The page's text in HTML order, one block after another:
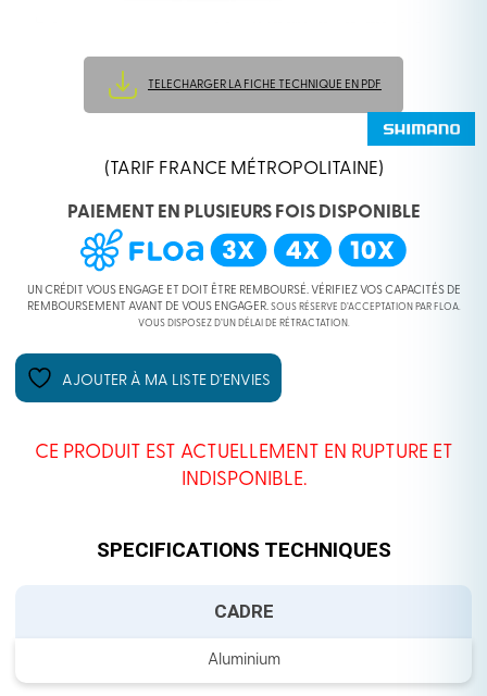
TELECHARGER LA FICHE TECHNIQUE EN PDF
(TARIF FRANCE MÉTROPOLITAINE)
PAIEMENT EN PLUSIEURS FOIS DISPONIBLE
UN CRÉDIT VOUS ENGAGE ET DOIT ÊTRE REMBOURSÉ. VÉRIFIEZ VOS CAPACITÉS DE
REMBOURSEMENT AVANT DE VOUS ENGAGER. SOUS RÉSERVE D’ACCEPTATION PAR FLOA.
VOUS DISPOSEZ D’UN DÉLAI DE RÉTRACTATION.
AJOUTER À MA LISTE D’ENVIES
CE PRODUIT EST ACTUELLEMENT EN RUPTURE ET
INDISPONIBLE.
SPECIFICATIONS TECHNIQUES
CADRE
Aluminium